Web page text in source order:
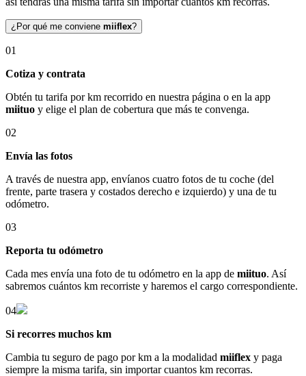
¿Por qué me conviene miiflex?
01
Cotiza y contrata
Obtén tu tarifa por km recorrido en nuestra página o en la app
miituo y elige el plan de cobertura que más te convenga.
02
Envía las fotos
A través de nuestra app, envíanos cuatro fotos de tu coche (del
frente, parte trasera y costados derecho e izquierdo) y una de tu
odómetro.
03
Reporta tu odómetro
Cada mes envía una foto de tu odómetro en la app de miituo. Así
sabremos cuántos km recorriste y haremos el cargo correspondiente.
04
Si recorres muchos km
Cambia tu seguro de pago por km a la modalidad miiflex y paga
siempre la misma tarifa, sin importar cuantos km recorras.